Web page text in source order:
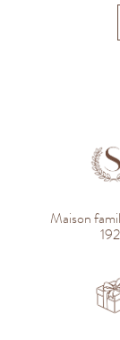
Maison